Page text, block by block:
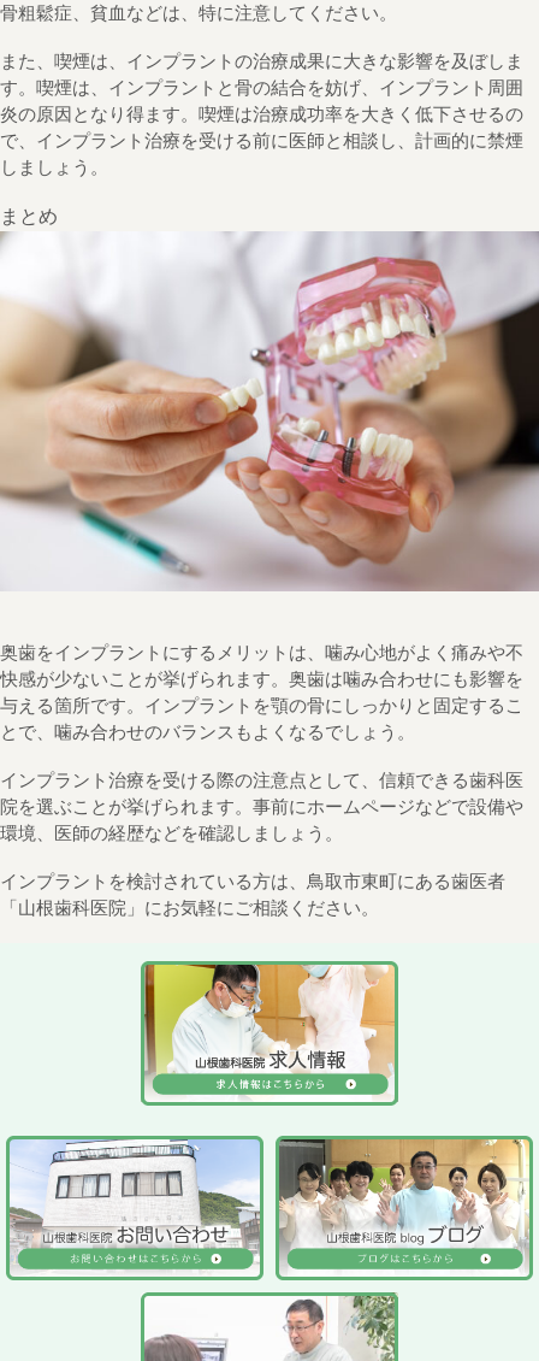
骨粗鬆症、貧血などは、特に注意してください。
また、喫煙は、インプラントの治療成果に大きな影響を及ぼしま
す。喫煙は、インプラントと骨の結合を妨げ、インプラント周囲
炎の原因となり得ます。喫煙は治療成功率を大きく低下させるの
で、インプラント治療を受ける前に医師と相談し、計画的に禁煙
しましょう。
まとめ
奥歯をインプラントにするメリットは、噛み心地がよく痛みや不
快感が少ないことが挙げられます。奥歯は噛み合わせにも影響を
与える箇所です。インプラントを顎の骨にしっかりと固定するこ
とで、噛み合わせのバランスもよくなるでしょう。
インプラント治療を受ける際の注意点として、信頼できる歯科医
院を選ぶことが挙げられます。事前にホームページなどで設備や
環境、医師の経歴などを確認しましょう。
インプラントを検討されている方は、鳥取市東町にある歯医者
「山根歯科医院」にお気軽にご相談ください。